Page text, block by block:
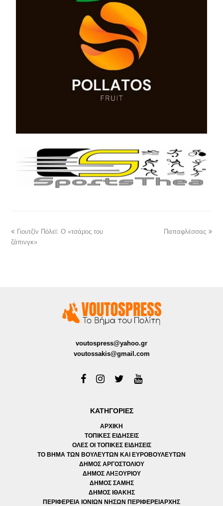
Γιουτζίν Πόλεϊ: Ο «τσάρος του
ζάπινγκ»
Παπαφλέσσας
voutospress@yahoo.gr
voutossakis@gmail.com
ΚΑΤΗΓΟΡΙΕΣ
ΑΡΧΙΚΗ
ΤΟΠΙΚΕΣ ΕΙΔΗΣΕΙΣ
ΟΛΕΣ ΟΙ ΤΟΠΙΚΕΣ ΕΙΔΗΣΕΙΣ
ΤΟ ΒΗΜΑ ΤΩΝ ΒΟΥΛΕΥΤΩΝ ΚΑΙ ΕΥΡΟΒΟΥΛΕΥΤΩΝ
ΔΗΜΟΣ ΑΡΓΟΣΤΟΛΙΟΥ
ΔΗΜΟΣ ΛΗΞΟΥΡΙΟΥ
ΔΗΜΟΣ ΣΑΜΗΣ
ΔΗΜΟΣ ΙΘΑΚΗΣ
ΠΕΡΙΦΕΡΕΙΑ ΙΟΝΙΩΝ ΝΗΣΩΝ ΠΕΡΙΦΕΡΕΙΑΡΧΗΣ